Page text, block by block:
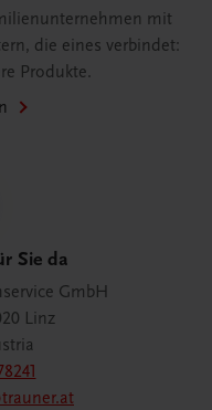
mit
die eines verbindet:
Produkte.
Sie da
GmbH
Linz